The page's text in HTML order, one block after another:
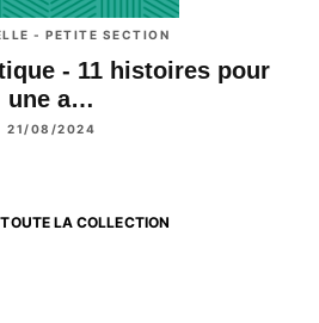
- PETITE SECTION
- 11 histoires pour
une a…
21/08/2024
LA COLLECTION